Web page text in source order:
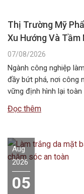
Thị Trường Mỹ
Xu Hướng Và Tầm
07/08/2026
Ngành công nghiệp
đầy bứt phá, nơi công
vững định hình lại
quy mô, động…
Đọc thêm
Aug
2026
05